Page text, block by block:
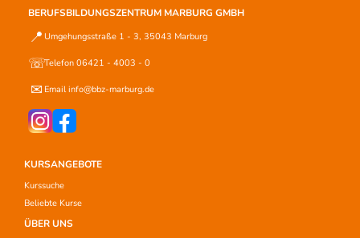
BERUFSBILDUNGSZENTRUM MARBURG GMBH
📍 Umgehungsstraße 1 - 3, 35043 Marburg
☏Telefon 06421 - 4003 - 0
✉ Email info@bbz-marburg.de
KURSANGEBOTE
Kurssuche
Beliebte Kurse
ÜBER UNS